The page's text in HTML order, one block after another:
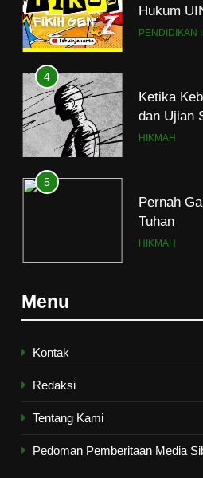
Hukum
Program
PENDIDIKAN
4
Ketika
dan Ujian
HIKMAH
5
Pernah
Tuhan
HIKMAH
7
HIKMAH
Menu
Kontak
Redaksi
Tentang Kami
Pedoman Pemberitaan Media